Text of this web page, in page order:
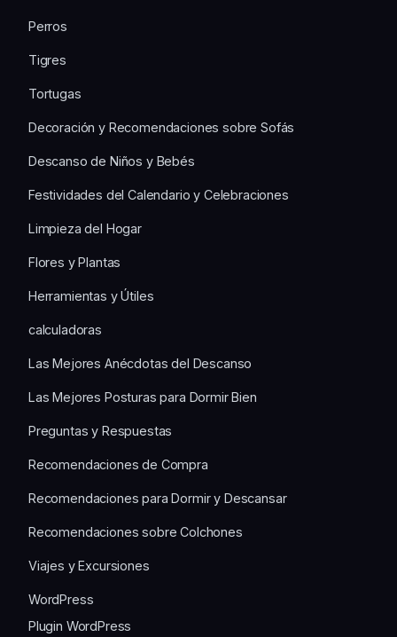
Perros
Tigres
Tortugas
Decoración y Recomendaciones sobre Sofás
Descanso de Niños y Bebés
Festividades del Calendario y Celebraciones
Limpieza del Hogar
Flores y Plantas
Herramientas y Útiles
calculadoras
Las Mejores Anécdotas del Descanso
Las Mejores Posturas para Dormir Bien
Preguntas y Respuestas
Recomendaciones de Compra
Recomendaciones para Dormir y Descansar
Recomendaciones sobre Colchones
Viajes y Excursiones
WordPress
Plugin WordPress